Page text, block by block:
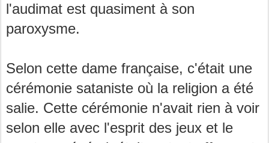
l'audimat est quasiment à son
paroxysme.
Selon cette dame française, c'était une
cérémonie sataniste où la religion a été
salie. Cette cérémonie n'avait rien à voir
selon elle avec l'esprit des jeux et le